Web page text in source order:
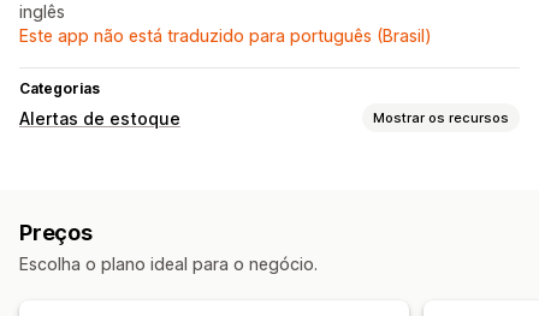
inglês
Este app não está traduzido para português (Brasil)
Categorias
Alertas de estoque Mostrar os recursos
Pré-vendas
Preços
Escolha o plano ideal para o negócio.